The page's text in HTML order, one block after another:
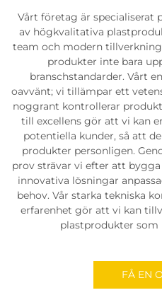
Vårt företag är specialiserat
av högkvalitativa
team och modern
produkter inte bara
branschstandarder. Vårt
oavvänt; vi tillämpar ett
noggrant kontrollerar
till excellens gör att vi kan
potentiella kunder, så att
produkter personligen.
prov strävar vi efter att
innovativa lösningar
behov. Vår starka tekniska
erfarenhet gör att vi kan
plastprodukter som
FÅ EN